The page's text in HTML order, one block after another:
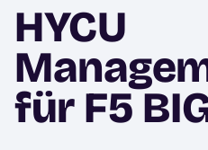
HYCU
für F5